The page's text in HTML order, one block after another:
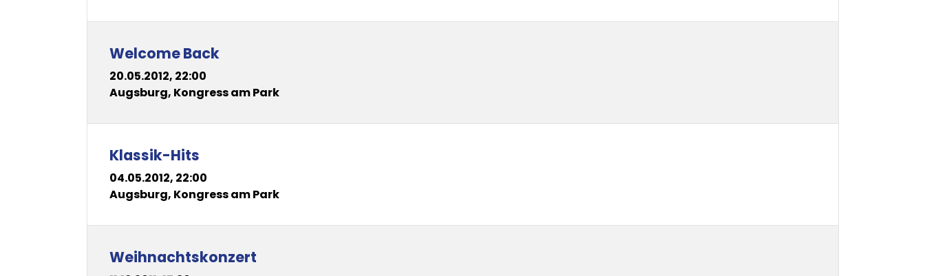
Welcome Back
20.05.2012, 22:00
Augsburg, Kongress am Park
Klassik-Hits
04.05.2012, 22:00
Augsburg, Kongress am Park
Weihnachtskonzert